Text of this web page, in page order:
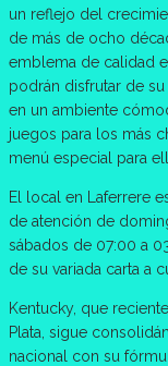
un reflejo del
de más de ocho
emblema de calidad
podrán disfrutar de
en un ambiente
juegos para los más
menú especial para
El local en Laferrere
de atención de
sábados de 07:00 a
de su variada carta a
Kentucky, que
Plata, sigue
nacional con su